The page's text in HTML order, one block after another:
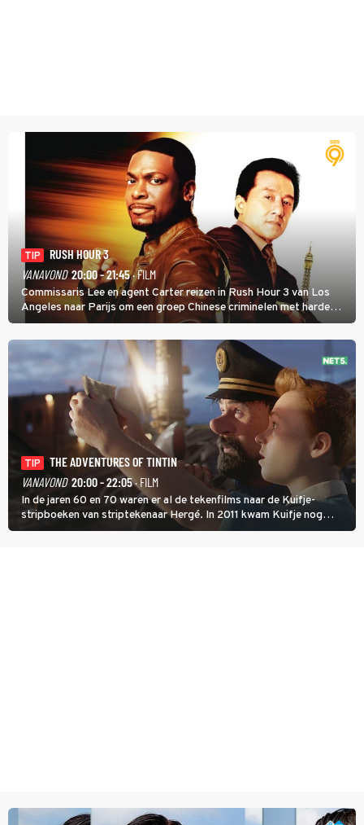
TIP
RUSH HOUR 3
VANAVOND 20:00 - 21:45· FILM
Commissaris Lee en agent Carter reizen in Rush Hour 3 van Los
Angeles naar Parijs om een groep Chinese criminelen met harde
hand aan te pakken.
TIP
THE ADVENTURES OF TINTIN
VANAVOND 20:00 - 22:05· FILM
In de jaren 60 en 70 waren er al de tekenfilms naar de Kuifje-
stripboeken van striptekenaar Hergé. In 2011 kwam Kuifje nog
meer tot leven in The Adventures of Tintin van Steven Spielberg.